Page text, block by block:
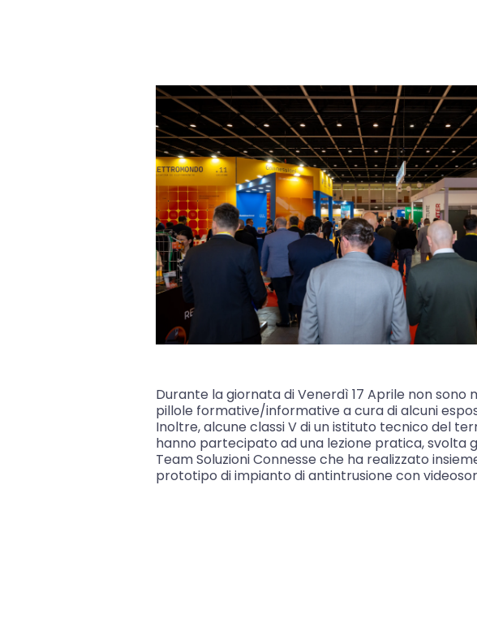
Durante la giornata di Venerdì 17 Aprile non sono
pillole formative/informative a cura di alcuni
Inoltre, alcune classi V di un istituto tecnico del
hanno partecipato ad una lezione pratica, svolta
Team Soluzioni Connesse che ha realizzato
prototipo di impianto di antintrusione con